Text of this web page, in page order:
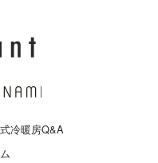
冷暖房Q&A